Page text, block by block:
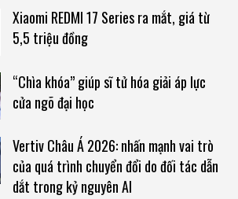
Xiaomi REDMI 17 Series ra mắt, giá từ
5,5 triệu đồng
“Chìa khóa” giúp sĩ tử hóa giải áp lực
cửa ngõ đại học
Vertiv Châu Á 2026: nhấn mạnh vai trò
của quá trình chuyển đổi do đối tác dẫn
dắt trong kỷ nguyên AI